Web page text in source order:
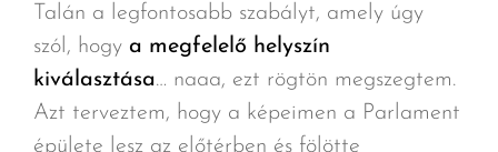
Talán a legfontosabb szabályt, amely úgy
szól, hogy a megfelelő helyszín
kiválasztása… naaa, ezt rögtön megszegtem.
Azt terveztem, hogy a képeimen a Parlament
épülete lesz az előtérben és fölötte